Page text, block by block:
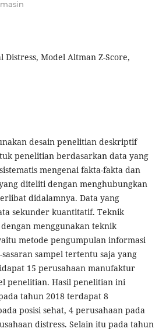
Distress, Model Altman Z-Score,
desain penelitian deskriptif
penelitian berdasarkan data yang
mengenai fakta-fakta dan
diteliti dengan menghubungkan
didalamnya. Data yang
sekunder kuantitatif. Teknik
menggunakan teknik
metode pengumpulan informasi
sampel tertentu saja yang
15 perusahaan manufaktur
penelitian. Hasil penelitian ini
tahun 2018 terdapat 8
posisi sehat, 4 perusahaan pada
distress. Selain itu pada tahun